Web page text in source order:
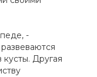
-
Другая